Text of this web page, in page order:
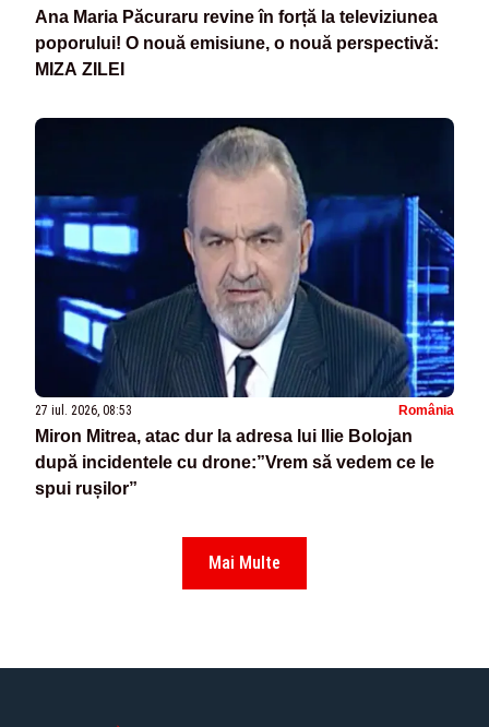
Ana Maria Păcuraru revine în forță la televiziunea
poporului! O nouă emisiune, o nouă perspectivă:
MIZA ZILEI
27 iul. 2026, 08:53 România
Miron Mitrea, atac dur la adresa lui Ilie Bolojan
după incidentele cu drone:”Vrem să vedem ce le
spui rușilor”
Mai Multe